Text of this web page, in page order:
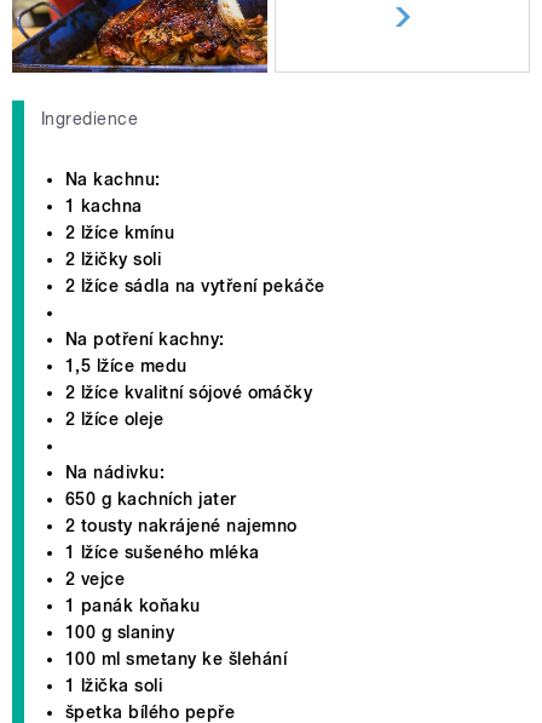
Ingredience
Na kachnu:
1 kachna
2 lžíce kmínu
2 lžičky soli
2 lžíce sádla na vytření pekáče
Na potření kachny:
1,5 lžíce medu
2 lžíce kvalitní sójové omáčky
2 lžíce oleje
Na nádivku:
650 g kachních jater
2 tousty nakrájené najemno
1 lžíce sušeného mléka
2 vejce
1 panák koňaku
100 g slaniny
100 ml smetany ke šlehání
1 lžička soli
špetka bílého pepře